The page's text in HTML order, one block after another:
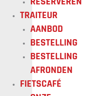
TRAITEUR
AANBOD
BESTELLING
BESTELLING
AFRONDEN
FIETSCAFÉ